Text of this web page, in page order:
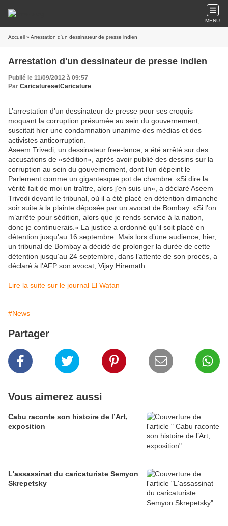
MENU
Accueil » Arrestation d'un dessinateur de presse indien
Arrestation d'un dessinateur de presse indien
Publié le 11/09/2012 à 09:57
Par CaricaturesetCaricature
L’arrestation d’un dessinateur de presse pour ses croquis
moquant la corruption présumée au sein du gouvernement,
suscitait hier une condamnation unanime des médias et des
activistes anticorruption.
Aseem Trivedi, un dessinateur free-lance, a été arrêté sur des
accusations de «sédition», après avoir publié des dessins sur la
corruption au sein du gouvernement, dont l’un dépeint le
Parlement comme un gigantesque pot de chambre. «Si dire la
vérité fait de moi un traître, alors j’en suis un», a déclaré Aseem
Trivedi devant le tribunal, où il a été placé en détention dimanche
soir suite à la plainte déposée par un avocat de Bombay. «Si l’on
m’arrête pour sédition, alors que je rends service à la nation,
donc je continuerais.» La justice a ordonné qu’il soit placé en
détention jusqu’au 16 septembre. Mais lors d’une audience, hier,
un tribunal de Bombay a décidé de prolonger la durée de cette
détention jusqu’au 24 septembre, dans l’attente de son procès, a
déclaré à l’AFP son avocat, Vijay Hiremath.
Lire la suite sur le journal El Watan
#News
Partager
Vous aimerez aussi
Cabu raconte son histoire de l’Art,
exposition
L'assassinat du caricaturiste Semyon
Skrepetsky